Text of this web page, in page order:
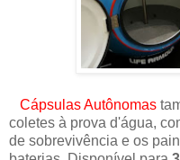
Cápsulas Autônomas
coletes à prova d'água,
de sobrevivência e os